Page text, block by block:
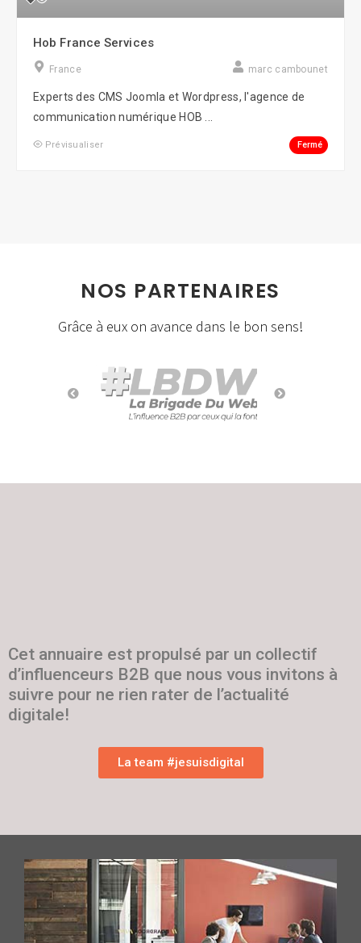
Hob France Services
France marc cambounet
Experts des CMS Joomla et Wordpress, l'agence de
communication numérique HOB ...
Prévisualiser Fermé
NOS PARTENAIRES
Grâce à eux on avance dans le bon sens!
Cet annuaire est propulsé par un collectif
d’influenceurs B2B que nous vous invitons à
suivre pour ne rien rater de l’actualité
digitale!
La team #jesuisdigital